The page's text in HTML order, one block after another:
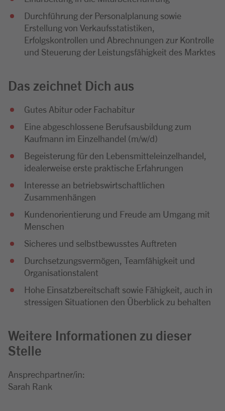
Durchführung der Personalplanung sowie
Erstellung von Verkaufsstatistiken,
Erfolgskontrollen und Abrechnungen zur Kontrolle
und Steuerung der Leistungsfähigkeit des Marktes
Das zeichnet Dich aus
Gutes Abitur oder Fachabitur
Eine abgeschlossene Berufsausbildung zum
Kaufmann im Einzelhandel (m/w/d)
Begeisterung für den Lebensmitteleinzelhandel,
idealerweise erste praktische Erfahrungen
Interesse an betriebswirtschaftlichen
Zusammenhängen
Kundenorientierung und Freude am Umgang mit
Menschen
Sicheres und selbstbewusstes Auftreten
Durchsetzungsvermögen, Teamfähigkeit und
Organisationstalent
Hohe Einsatzbereitschaft sowie Fähigkeit, auch in
stressigen Situationen den Überblick zu behalten
Weitere Informationen zu dieser
Stelle
Ansprechpartner/in:
Sarah Rank